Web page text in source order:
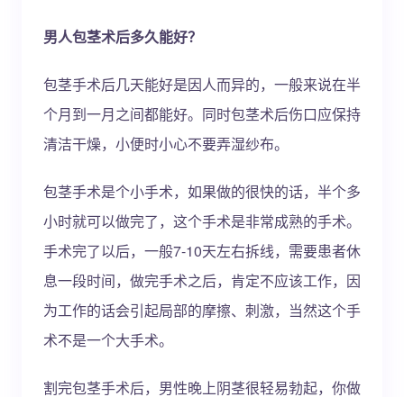
男人包茎术后多久能好？
包茎手术后几天能好是因人而异的，一般来说在半
个月到一月之间都能好。同时包茎术后伤口应保持
清洁干燥，小便时小心不要弄湿纱布。
包茎手术是个小手术，如果做的很快的话，半个多
小时就可以做完了，这个手术是非常成熟的手术。
手术完了以后，一般7-10天左右拆线，需要患者休
息一段时间，做完手术之后，肯定不应该工作，因
为工作的话会引起局部的摩擦、刺激，当然这个手
术不是一个大手术。
割完包茎手术后，男性晚上阴茎很轻易勃起，你做